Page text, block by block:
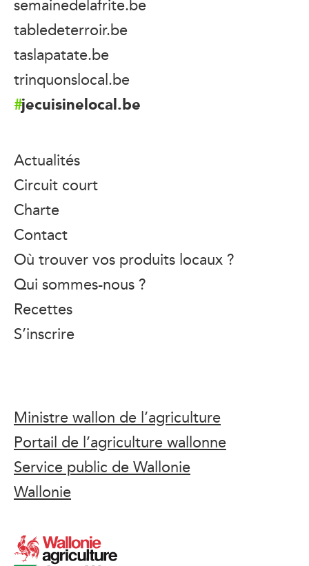
tabledeterroir.be
taslapatate.be
trinquonslocal.be
jecuisinelocal.be
Actualités
Circuit court
Charte
Contact
Où trouver vos produits locaux ?
Qui sommes-nous ?
Recettes
S’inscrire
Ministre wallon de l’agriculture
Portail de l’agriculture wallonne
Service public de Wallonie
Wallonie